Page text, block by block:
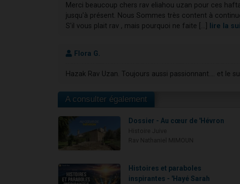
Merci beaucoup chers rav eliahou uzan pour ces
jusqu'à présent. Nous Sommes très content à
S'il vous plait rav , mais pourquoi ne faite [...]
lire la
Flora G.
Hazak Rav Uzan. Toujours aussi passionnant.... et le
A consulter également
Dossier - Au cœur de 'Hévron
Histoires et paraboles
inspirantes - 'Hayé Sarah